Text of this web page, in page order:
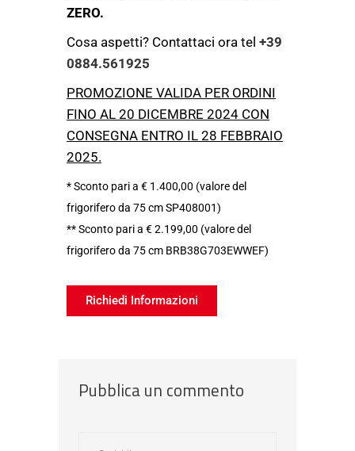
ZERO.
Cosa aspetti? Contattaci ora tel +39
0884.561925
PROMOZIONE VALIDA PER ORDINI
FINO AL 20 DICEMBRE 2024 CON
CONSEGNA ENTRO IL 28 FEBBRAIO
2025.
* Sconto pari a € 1.400,00 (valore del
frigorifero da 75 cm SP408001)
** Sconto pari a € 2.199,00 (valore del
frigorifero da 75 cm BRB38G703EWWEF)
Richiedi Informazioni
Pubblica un commento